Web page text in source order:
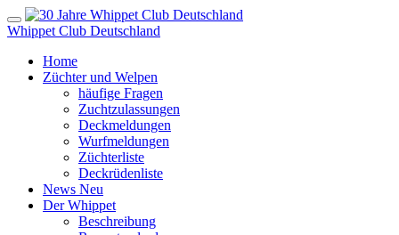
Whippet Club Deutschland
Home
Züchter und Welpen
häufige Fragen
Zuchtzulassungen
Deckmeldungen
Wurfmeldungen
Züchterliste
Deckrüdenliste
News Neu
Der Whippet
Beschreibung